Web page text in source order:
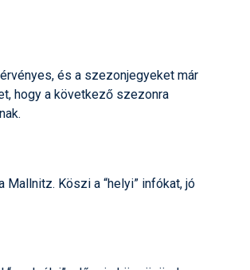
és a szezonjegyeket már
hogy a következő szezonra
Köszi a “helyi” infókat, jó